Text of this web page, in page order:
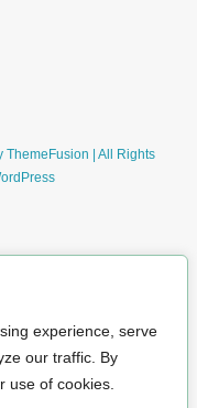
experience, serve
our traffic. By
use of cookies.
ThemeFusion | All Rights